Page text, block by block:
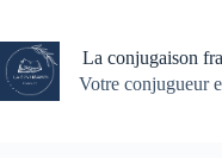
contenu
La conjugaison
Votre conjugueur